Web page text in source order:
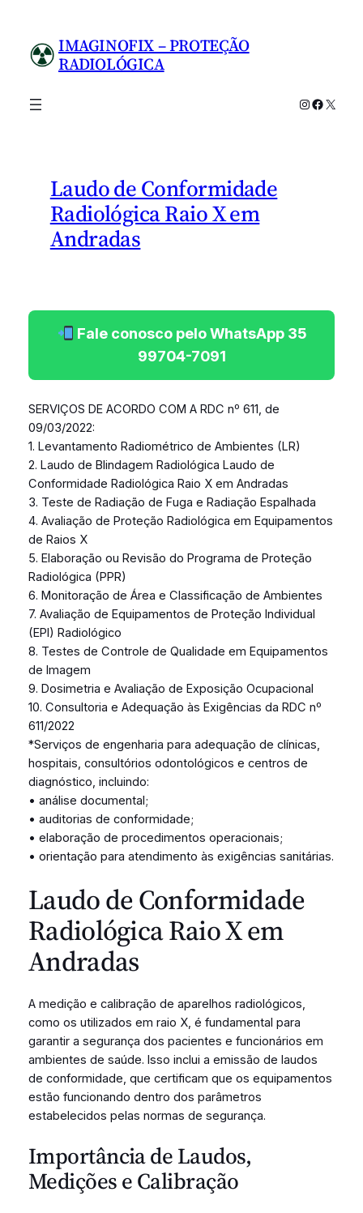
conteúdo
IMAGINOFIX – PROTEÇÃO
RADIOLÓGICA
Instagram
X
Laudo de Conformidade
Radiológica Raio X em
Andradas
Fale conosco pelo WhatsApp 35
99704-7091
SERVIÇOS DE ACORDO COM A RDC nº 611, de
09/03/2022:
1. Levantamento Radiométrico de Ambientes (LR)
2. Laudo de Blindagem Radiológica Laudo de
Conformidade Radiológica Raio X em Andradas
3. Teste de Radiação de Fuga e Radiação Espalhada
4. Avaliação de Proteção Radiológica em Equipamentos
de Raios X
5. Elaboração ou Revisão do Programa de Proteção
Radiológica (PPR)
6. Monitoração de Área e Classificação de Ambientes
7. Avaliação de Equipamentos de Proteção Individual
(EPI) Radiológico
8. Testes de Controle de Qualidade em Equipamentos
de Imagem
9. Dosimetria e Avaliação de Exposição Ocupacional
10. Consultoria e Adequação às Exigências da RDC nº
611/2022
*Serviços de engenharia para adequação de clínicas,
hospitais, consultórios odontológicos e centros de
diagnóstico, incluindo:
• análise documental;
• auditorias de conformidade;
• elaboração de procedimentos operacionais;
• orientação para atendimento às exigências sanitárias.
Laudo de Conformidade
Radiológica Raio X em
Andradas
A medição e calibração de aparelhos radiológicos,
como os utilizados em raio X, é fundamental para
garantir a segurança dos pacientes e funcionários em
ambientes de saúde. Isso inclui a emissão de laudos
de conformidade, que certificam que os equipamentos
estão funcionando dentro dos parâmetros
estabelecidos pelas normas de segurança.
Importância de Laudos,
Medições e Calibração